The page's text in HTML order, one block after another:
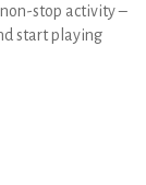
stop activity –
start playing